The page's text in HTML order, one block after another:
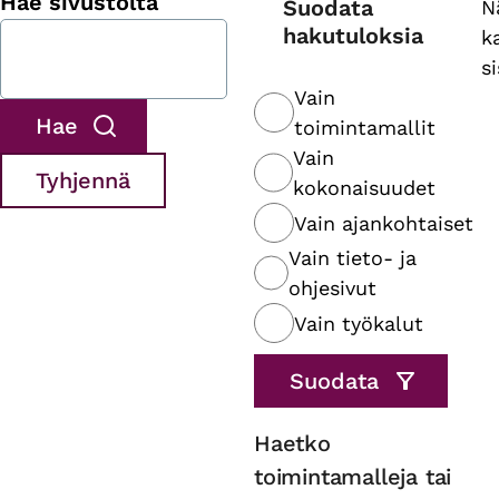
Suodata
hakutuloksia
Vain
toimintamallit
Vain
kokonaisuudet
Vain ajankohtaiset
Vain tieto- ja
ohjesivut
Vain työkalut
Haetko
toimintamalleja tai